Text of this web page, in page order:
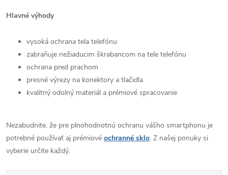
Hlavné výhody
vysoká ochrana tela telefónu
zabraňuje nežiaducim škrabancom na tele telefónu
ochrana pred prachom
presné výrezy na konektory a tlačidla
kvalitný odolný materiál a prémiové spracovanie
Nezabudnite, že pre plnohodnotnú ochranu vášho smartphonu je
potrebné používať aj prémiové ochranné sklo. Z našej ponuky si
vyberie určite každý.